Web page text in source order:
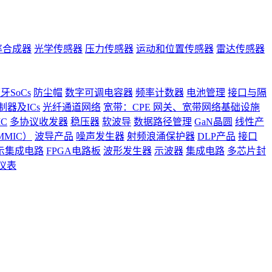
合成器 光学传感器 压力传感器 运动和位置传感器 雷达传感器
SoCs 防尘帽 数字可调电容器 频率计数器 电池管理 接口与隔
器及ICs 光纤通道网络 宽带：CPE 网关、宽带网络基础设施
多协议收发器 稳压器 软波导 数据路径管理 GaN晶圆 线性产
）
波导产品 噪声发生器 射频浪涌保护器 DLP产品 接口
集成电路 FPGA电路板 波形发生器 示波器 集成电路 多芯片封
表